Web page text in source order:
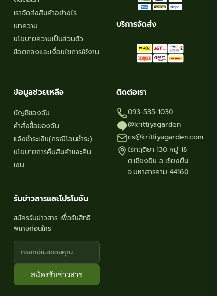
product
เราจัดส่งสินค้าอย่างไร
บทความ
นโยบายความเป็นส่วนตัว
ข้อตกลงและเงื่อนไขการใช้งาน
บริการจัดส่ง
ข้อมูลช่วยเหลือ
บัญชีของฉัน
คำสั่งซื้อของฉัน
แจ้งชำระเงิน(กรณีโอนชำระ)
นโยบายการคืนสินค้าและคืน
เงิน
ติดต่อเรา
093-535-1030
@krittiyagarden
cs@krittiyagarden.com
ไร่กฤติยา 130 หมู่ 18
ต.เชียงยืน อ.เชียงยืน
จ.มหาสารคาม 44160
รับข่าวสารและโปรโมชัน
สมัครรับข่าวสาร เพื่อรับสิทธิ
พิเศษก่อนใคร
สมัครรับข่าวสาร